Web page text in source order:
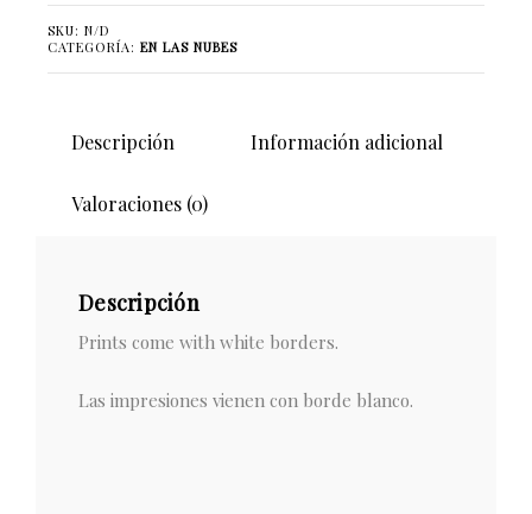
Win
cantidad
SKU: N/D
CATEGORÍA: EN LAS NUBES
Descripción Información adicional
Valoraciones (0)
Descripción
Prints come with white borders.
Las impresiones vienen con borde blanco.